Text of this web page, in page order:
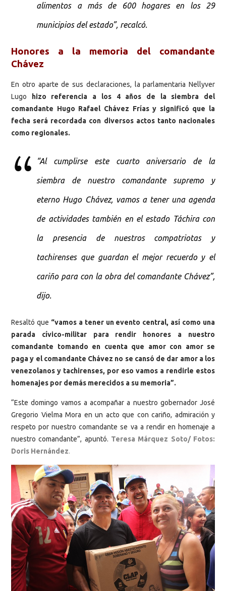
alimentos a más de 600 hogares en los 29
municipios del estado”, recalcó.
Honores a la memoria del comandante
Chávez
En otro aparte de sus declaraciones, la parlamentaria Nellyver
Lugo
hizo referencia a los 4 años de la siembra del
comandante Hugo Rafael Chávez Frías y significó que la
fecha será recordada con diversos actos tanto nacionales
como regionales.
“Al cumplirse este cuarto aniversario de la
siembra de nuestro comandante supremo y
eterno Hugo Chávez, vamos a tener una agenda
de actividades también en el estado Táchira con
la presencia de nuestros compatriotas y
tachirenses que guardan el mejor recuerdo y el
cariño para con la obra del comandante Chávez”,
dijo.
Resaltó que “vamos a tener un evento central, así como una
parada cívico-militar para rendir honores a nuestro
comandante tomando en cuenta que amor con amor se
paga y el comandante Chávez no se cansó de dar amor a los
venezolanos y tachirenses, por eso vamos a rendirle estos
homenajes por demás merecidos a su memoria”.
“Este domingo vamos a acompañar a nuestro gobernador José
Gregorio Vielma Mora en un acto que con cariño, admiración y
respeto por nuestro comandante se va a rendir en homenaje a
nuestro comandante”, apuntó. Teresa Márquez Soto/ Fotos:
Doris Hernández.